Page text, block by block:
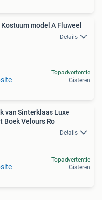
model A Fluweel
Details
Topadvertentie
Gisteren
van Sinterklaas Luxe
Boek Velours Ro
Details
Topadvertentie
Gisteren